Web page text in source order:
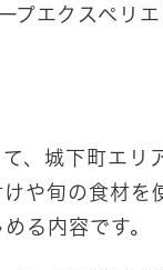
エクスペリエ
、城下町エリ
や旬の食材を
る内容です。